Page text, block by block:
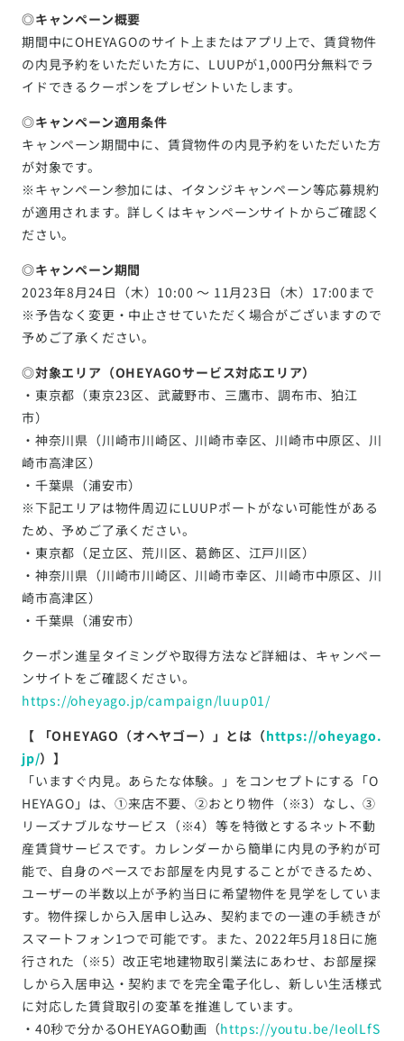
◎キャンペーン概要
期間中にOHEYAGOのサイト上またはアプリ上で、賃貸物件
の内見予約をいただいた方に、LUUPが1,000円分無料でラ
イドできるクーポンをプレゼントいたします。
◎キャンペーン適用条件
キャンペーン期間中に、賃貸物件の内見予約をいただいた方
が対象です。
※キャンペーン参加には、イタンジキャンペーン等応募規約
が適用されます。詳しくはキャンペーンサイトからご確認く
ださい。
◎キャンペーン期間
2023年8月24日（木）10:00 〜 11月23日（木）17:00まで
※予告なく変更・中止させていただく場合がございますので
予めご了承ください。
◎対象エリア（OHEYAGOサービス対応エリア）
・東京都（東京23区、武蔵野市、三鷹市、調布市、狛江
市）
・神奈川県（川崎市川崎区、川崎市幸区、川崎市中原区、川
崎市高津区）
・千葉県（浦安市）
※下記エリアは物件周辺にLUUPポートがない可能性がある
ため、予めご了承ください。
・東京都（足立区、荒川区、葛飾区、江戸川区）
・神奈川県（川崎市川崎区、川崎市幸区、川崎市中原区、川
崎市高津区）
・千葉県（浦安市）
クーポン進呈タイミングや取得方法など詳細は、キャンペー
ンサイトをご確認ください。
https://oheyago.jp/campaign/luup01/
【 「OHEYAGO（オヘヤゴー）」とは（https://oheyago.
jp/）】
「いますぐ内見。あらたな体験。」をコンセプトにする「O
HEYAGO」は、①来店不要、②おとり物件（※3）なし、③
リーズナブルなサービス（※4）等を特徴とするネット不動
産賃貸サービスです。カレンダーから簡単に内見の予約が可
能で、自身のペースでお部屋を内見することができるため、
ユーザーの半数以上が予約当日に希望物件を見学をしていま
す。物件探しから入居申し込み、契約までの一連の手続きが
スマートフォン1つで可能です。また、2022年5月18日に施
行された（※5）改正宅地建物取引業法にあわせ、お部屋探
しから入居申込・契約までを完全電子化し、新しい生活様式
に対応した賃貸取引の変革を推進しています。
・40秒で分かるOHEYAGO動画（https://youtu.be/IeolLfS